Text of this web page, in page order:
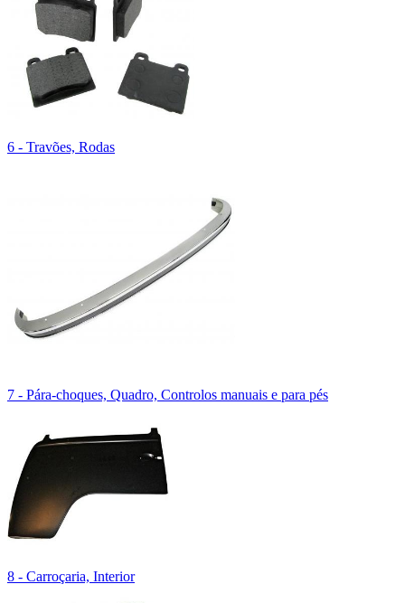
6 - Travões, Rodas
7 - Pára-choques, Quadro, Controlos manuais e para pés
8 - Carroçaria, Interior